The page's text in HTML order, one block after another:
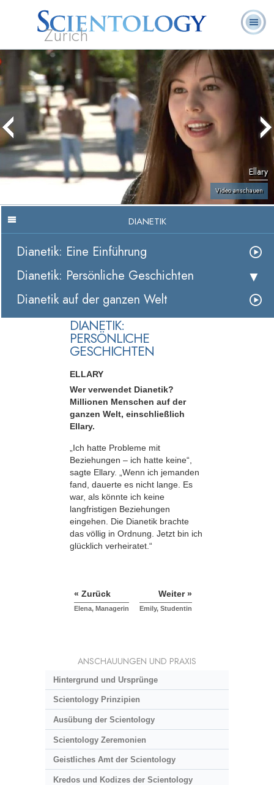
Zürich
L. Ron
Hubbard
Scientology?
Ehrenamtliche
Geistliche
Häufig gestellte
Fragen
Bücher
Ellary
Video anschauen
DIANETIK
Dianetik: Eine Einführung
Dianetik: Persönliche Geschichten
Dianetik auf der ganzen Welt
DIANETIK:
PERSÖNLICHE
GESCHICHTEN
ELLARY
Wer verwendet Dianetik?
Millionen Menschen auf der
ganzen Welt, einschließlich
Ellary.
„Ich hatte Probleme mit
Beziehungen – ich hatte keine“,
sagte Ellary. „Wenn ich jemanden
fand, dauerte es nicht lange. Es
war, als könnte ich keine
langfristigen Beziehungen
eingehen. Die Dianetik brachte
das völlig in Ordnung. Jetzt bin ich
glücklich verheiratet.“
« Zurück
Elena, Managerin
Weiter »
Emily, Studentin
ANSCHAUUNGEN UND PRAXIS
Hintergrund und Ursprünge
Scientology Prinzipien
Ausübung der Scientology
Scientology Zeremonien
Geistliches Amt der Scientology
Kredos und Kodizes der Scientology